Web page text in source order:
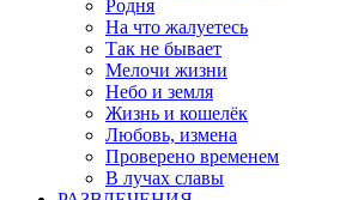
Родня
На что жалуетесь
Так не бывает
Мелочи жизни
Небо и земля
Жизнь и кошелёк
Любовь, измена
Проверено временем
В лучах славы